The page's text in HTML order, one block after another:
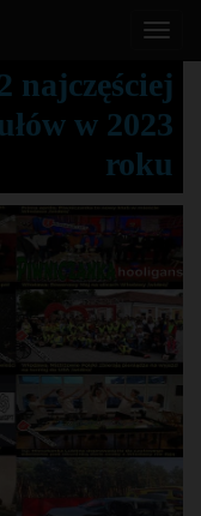
T
g
g
e
n
v
i
g
a
t
i
najczęściej
w 2023
roku